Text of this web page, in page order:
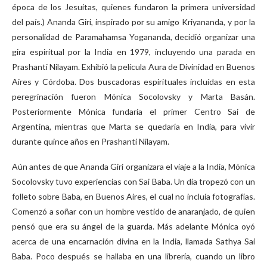
época de los Jesuitas, quienes fundaron la primera universidad
del país.) Ananda Giri, inspirado por su amigo Kriyananda, y por la
personalidad de Paramahamsa Yogananda, decidió organizar una
gira espiritual por la India en 1979, incluyendo una parada en
Prashanti Nilayam. Exhibió la película Aura de Divinidad en Buenos
Aires y Córdoba. Dos buscadoras espirituales incluídas en esta
peregrinación fueron Mónica Socolovsky y Marta Basán.
Posteriormente Mónica fundaría el primer Centro Sai de
Argentina, mientras que Marta se quedaría en India, para vivir
durante quince años en Prashanti Nilayam.
Aún antes de que Ananda Giri organizara el viaje a la India, Mónica
Socolovsky tuvo experiencias con Sai Baba. Un día tropezó con un
folleto sobre Baba, en Buenos Aires, el cual no incluía fotografías.
Comenzó a soñar con un hombre vestido de anaranjado, de quien
pensó que era su ángel de la guarda. Más adelante Mónica oyó
acerca de una encarnación divina en la India, llamada Sathya Sai
Baba. Poco después se hallaba en una librería, cuando un libro